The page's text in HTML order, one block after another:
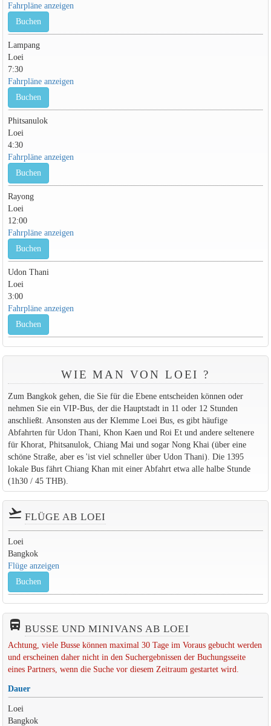
Fahrpläne anzeigen
Buchen
Lampang
Loei
7:30
Fahrpläne anzeigen
Buchen
Phitsanulok
Loei
4:30
Fahrpläne anzeigen
Buchen
Rayong
Loei
12:00
Fahrpläne anzeigen
Buchen
Udon Thani
Loei
3:00
Fahrpläne anzeigen
Buchen
WIE MAN VON LOEI ?
Zum Bangkok gehen, die Sie für die Ebene entscheiden können oder
nehmen Sie ein VIP-Bus, der die Hauptstadt in 11 oder 12 Stunden
anschließt. Ansonsten aus der Klemme Loei Bus, es gibt häufige
Abfahrten für Udon Thani, Khon Kaen und Roi Et und andere seltenere
für Khorat, Phitsanulok, Chiang Mai und sogar Nong Khai (über eine
schöne Straße, aber es 'ist viel schneller über Udon Thani). Die 1395
lokale Bus fährt Chiang Khan mit einer Abfahrt etwa alle halbe Stunde
(1h30 / 45 THB).
flight_takeoff FLÜGE AB LOEI
Loei
Bangkok
Flüge anzeigen
Buchen
directions_bus_filled BUSSE UND MINIVANS AB LOEI
Achtung, viele Busse können maximal 30 Tage im Voraus gebucht werden
und erscheinen daher nicht in den Suchergebnissen der Buchungsseite
eines Partners, wenn die Suche vor diesem Zeitraum gestartet wird.
Dauer
Loei
Bangkok